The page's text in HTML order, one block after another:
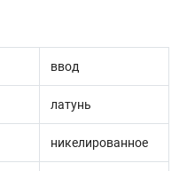
ввод
латунь
никелированное